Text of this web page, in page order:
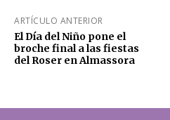
ARTÍCULO ANTERIOR
El Día del Niño pone el
broche final a las fiestas
del Roser en Almassora